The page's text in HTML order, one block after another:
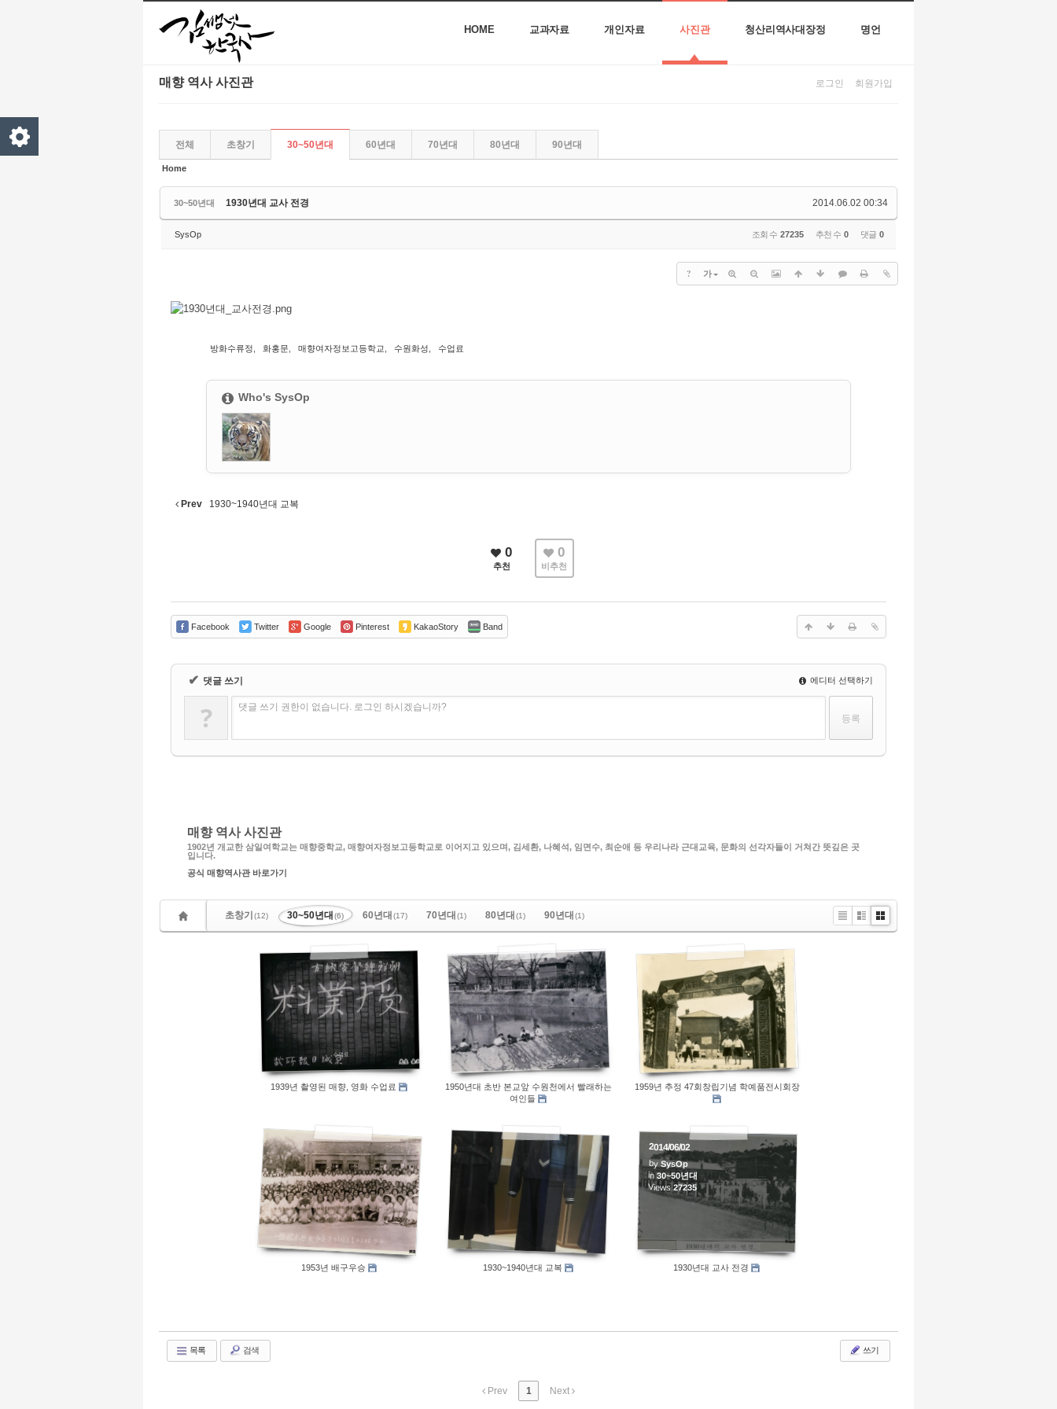
HOME 교과자료 개인자료 사진관 청산리역사대장정 명언
로그인 회원가입
매향 역사 사진관
전체 초창기 30~50년대 60년대 70년대 80년대 90년대
Home
30~50년대 2014.06.02 00:34
1930년대 교사 전경
SysOp 조회 수 27235 추천 수 0 댓글 0
? 가
방화수류정 화홍문 매향여자정보고등학교 수원화성 수업료
Who's SysOp
Prev 1930~1940년대 교복
0
추천
0
비추천
Facebook Twitter Google Pinterest KakaoStory Band
✔ 댓글 쓰기 에디터 선택하기
? 댓글 쓰기 권한이 없습니다. 로그인 하시겠습니까?
매향 역사 사진관
1902년 개교한 삼일여학교는 매향중학교, 매향여자정보고등학교로 이어지고 있으며, 김세환, 나혜석, 임면수, 최순애 등 우리나라 근대교육, 문화의 선각자들이 거쳐간 뜻깊은 곳
입니다.
공식 매향역사관 바로가기
초창기 (12) 30~50년대 (6) 60년대 (17) 70년대 (1) 80년대 (1) 90년대 (1)
List ZineGallery
2017/05/22
by
in30~50년대
1939년 촬영된 매향, 영화 수업료
2014/06/03
1950년대 초반 본교앞 수원천에서 빨래하는
여인들
2014/06/03
1959년 추정 47회창립기념 학예품전시회장
2014/06/03
by SysOp
in 30~50년대
Views4215
1953년 배구우승
2014/06/02
bySysOp
in30~50년대
Views4891
1930~1940년대 교복
2014/06/02
by SysOp
in30~50년대
Views27235
1930년대 교사 전경
목록 검색 쓰기
Prev 1 Next
Sketchbook5, 스케치북5
Sketchbook5, 스케치북5
Sketchbook5, 스케치북5
Sketchbook5, 스케치북5